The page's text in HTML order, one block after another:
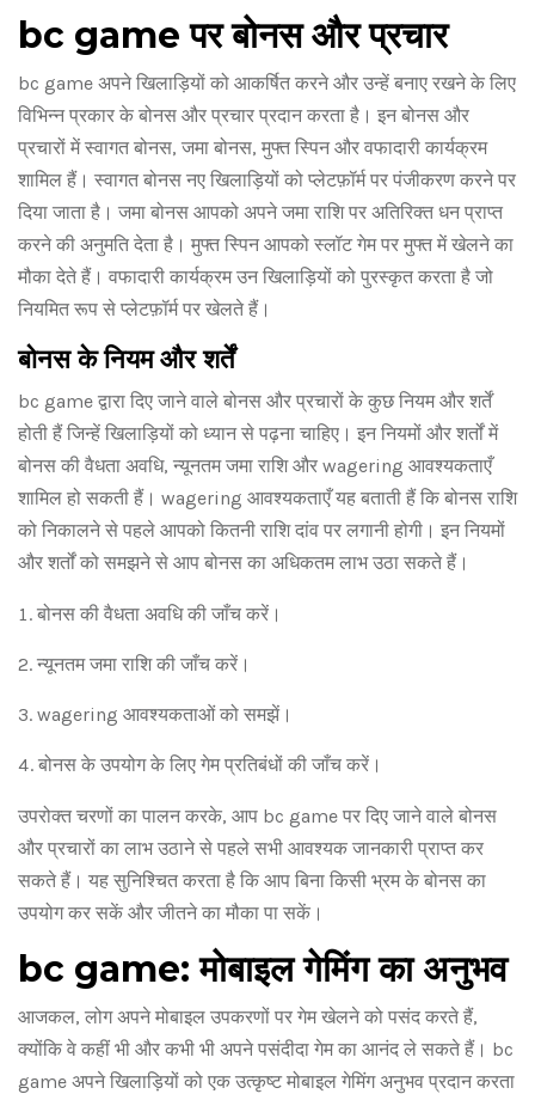
bc game पर बोनस और प्रचार
bc game अपने खिलाड़ियों को आकर्षित करने और उन्हें बनाए रखने के लिए
विभिन्न प्रकार के बोनस और प्रचार प्रदान करता है। इन बोनस और
प्रचारों में स्वागत बोनस, जमा बोनस, मुफ्त स्पिन और वफादारी कार्यक्रम
शामिल हैं। स्वागत बोनस नए खिलाड़ियों को प्लेटफ़ॉर्म पर पंजीकरण करने पर
दिया जाता है। जमा बोनस आपको अपने जमा राशि पर अतिरिक्त धन प्राप्त
करने की अनुमति देता है। मुफ्त स्पिन आपको स्लॉट गेम पर मुफ्त में खेलने का
मौका देते हैं। वफादारी कार्यक्रम उन खिलाड़ियों को पुरस्कृत करता है जो
नियमित रूप से प्लेटफ़ॉर्म पर खेलते हैं।
बोनस के नियम और शर्तें
bc game द्वारा दिए जाने वाले बोनस और प्रचारों के कुछ नियम और शर्तें
होती हैं जिन्हें खिलाड़ियों को ध्यान से पढ़ना चाहिए। इन नियमों और शर्तों में
बोनस की वैधता अवधि, न्यूनतम जमा राशि और wagering आवश्यकताएँ
शामिल हो सकती हैं। wagering आवश्यकताएँ यह बताती हैं कि बोनस राशि
को निकालने से पहले आपको कितनी राशि दांव पर लगानी होगी। इन नियमों
और शर्तों को समझने से आप बोनस का अधिकतम लाभ उठा सकते हैं।
बोनस की वैधता अवधि की जाँच करें।
न्यूनतम जमा राशि की जाँच करें।
wagering आवश्यकताओं को समझें।
बोनस के उपयोग के लिए गेम प्रतिबंधों की जाँच करें।
उपरोक्त चरणों का पालन करके, आप bc game पर दिए जाने वाले बोनस
और प्रचारों का लाभ उठाने से पहले सभी आवश्यक जानकारी प्राप्त कर
सकते हैं। यह सुनिश्चित करता है कि आप बिना किसी भ्रम के बोनस का
उपयोग कर सकें और जीतने का मौका पा सकें।
bc game: मोबाइल गेमिंग का अनुभव
आजकल, लोग अपने मोबाइल उपकरणों पर गेम खेलने को पसंद करते हैं,
क्योंकि वे कहीं भी और कभी भी अपने पसंदीदा गेम का आनंद ले सकते हैं। bc
game अपने खिलाड़ियों को एक उत्कृष्ट मोबाइल गेमिंग अनुभव प्रदान करता